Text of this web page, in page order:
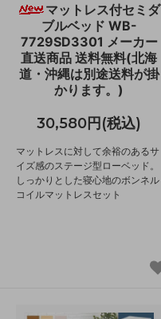
マットレス付セミダ
ブルベッド WB-
7729SD3301 メーカー
直送商品 送料無料(北海
道・沖縄は別途送料が掛
かります。)
30,580円(税込)
マットレスに対して余裕のあるサ
イズ感のステージ型ローベッド。
しっかりとした寝心地のボンネル
コイルマットレスセット